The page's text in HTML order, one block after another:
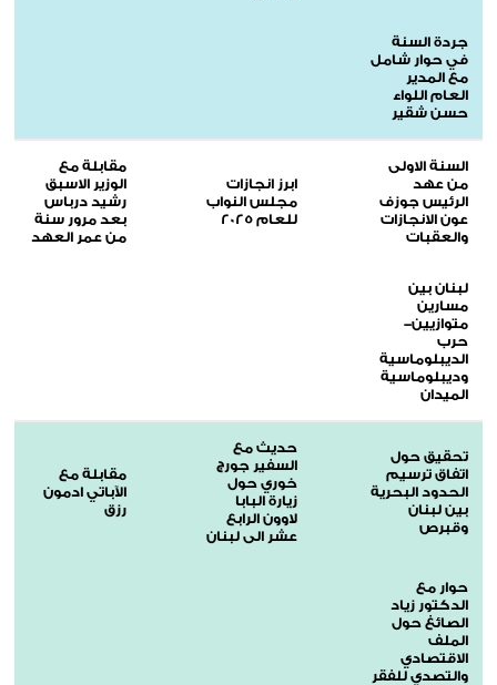
جردة السنة
في حوار شامل
مع المدير
العام اللواء
حسن شقير
السنة الاولى
من عهد
الرئيس جوزف
عون الانجازات
والعقبات
ابرز انجازات
مجلس النواب
للعام 2025
مقابلة مع
الوزير الاسبق
رشيد درباس
بعد مرور سنة
من عمر العهد
لبنان بين
مسارين
متوازيين-
حرب
الديبلوماسية
وديبلوماسية
الميدان
تحقيق حول
اتفاق ترسيم
الحدود البحرية
بين لبنان
وقبرص
حديث مع
السفير جورج
خوري حول
زيارة البابا
لاوون الرابع
عشر الى لبنان
مقابلة مع
الآباتي ادمون
رزق
حوار مع
الدكتور زياد
الصائغ حول
الملف
الاقتصادي
والتصدي للفقر